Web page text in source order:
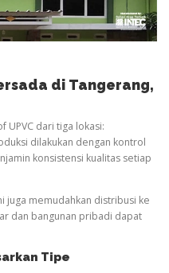
di Tangerang,
UPVC dari tiga lokasi:
dilakukan dengan kontrol
konsistensi kualitas setiap
juga memudahkan distribusi ke
dan bangunan pribadi dapat
Tipe